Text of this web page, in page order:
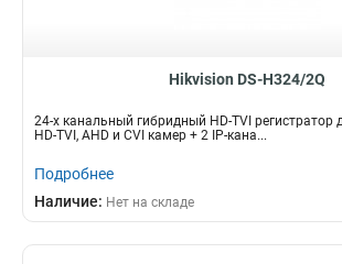
Hikvision DS-H324/2Q
24-х канальный гибридный HD-TVI регистратор
HD-TVI, AHD и CVI камер + 2 IP-кана...
Подробнее
Наличие: Нет на складе